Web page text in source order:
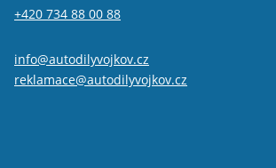
+420 734 88 00 88
info@autodilyvojkov.cz
reklamace@autodilyvojkov.cz